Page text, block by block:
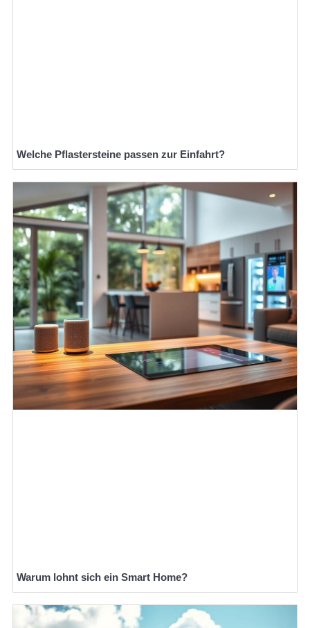
Welche Pflastersteine passen zur Einfahrt?
Warum lohnt sich ein Smart Home?